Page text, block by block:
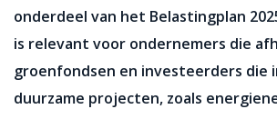
onderdeel van het Belastingplan
is relevant voor ondernemers die
groenfondsen en investeerders die
duurzame projecten, zoals